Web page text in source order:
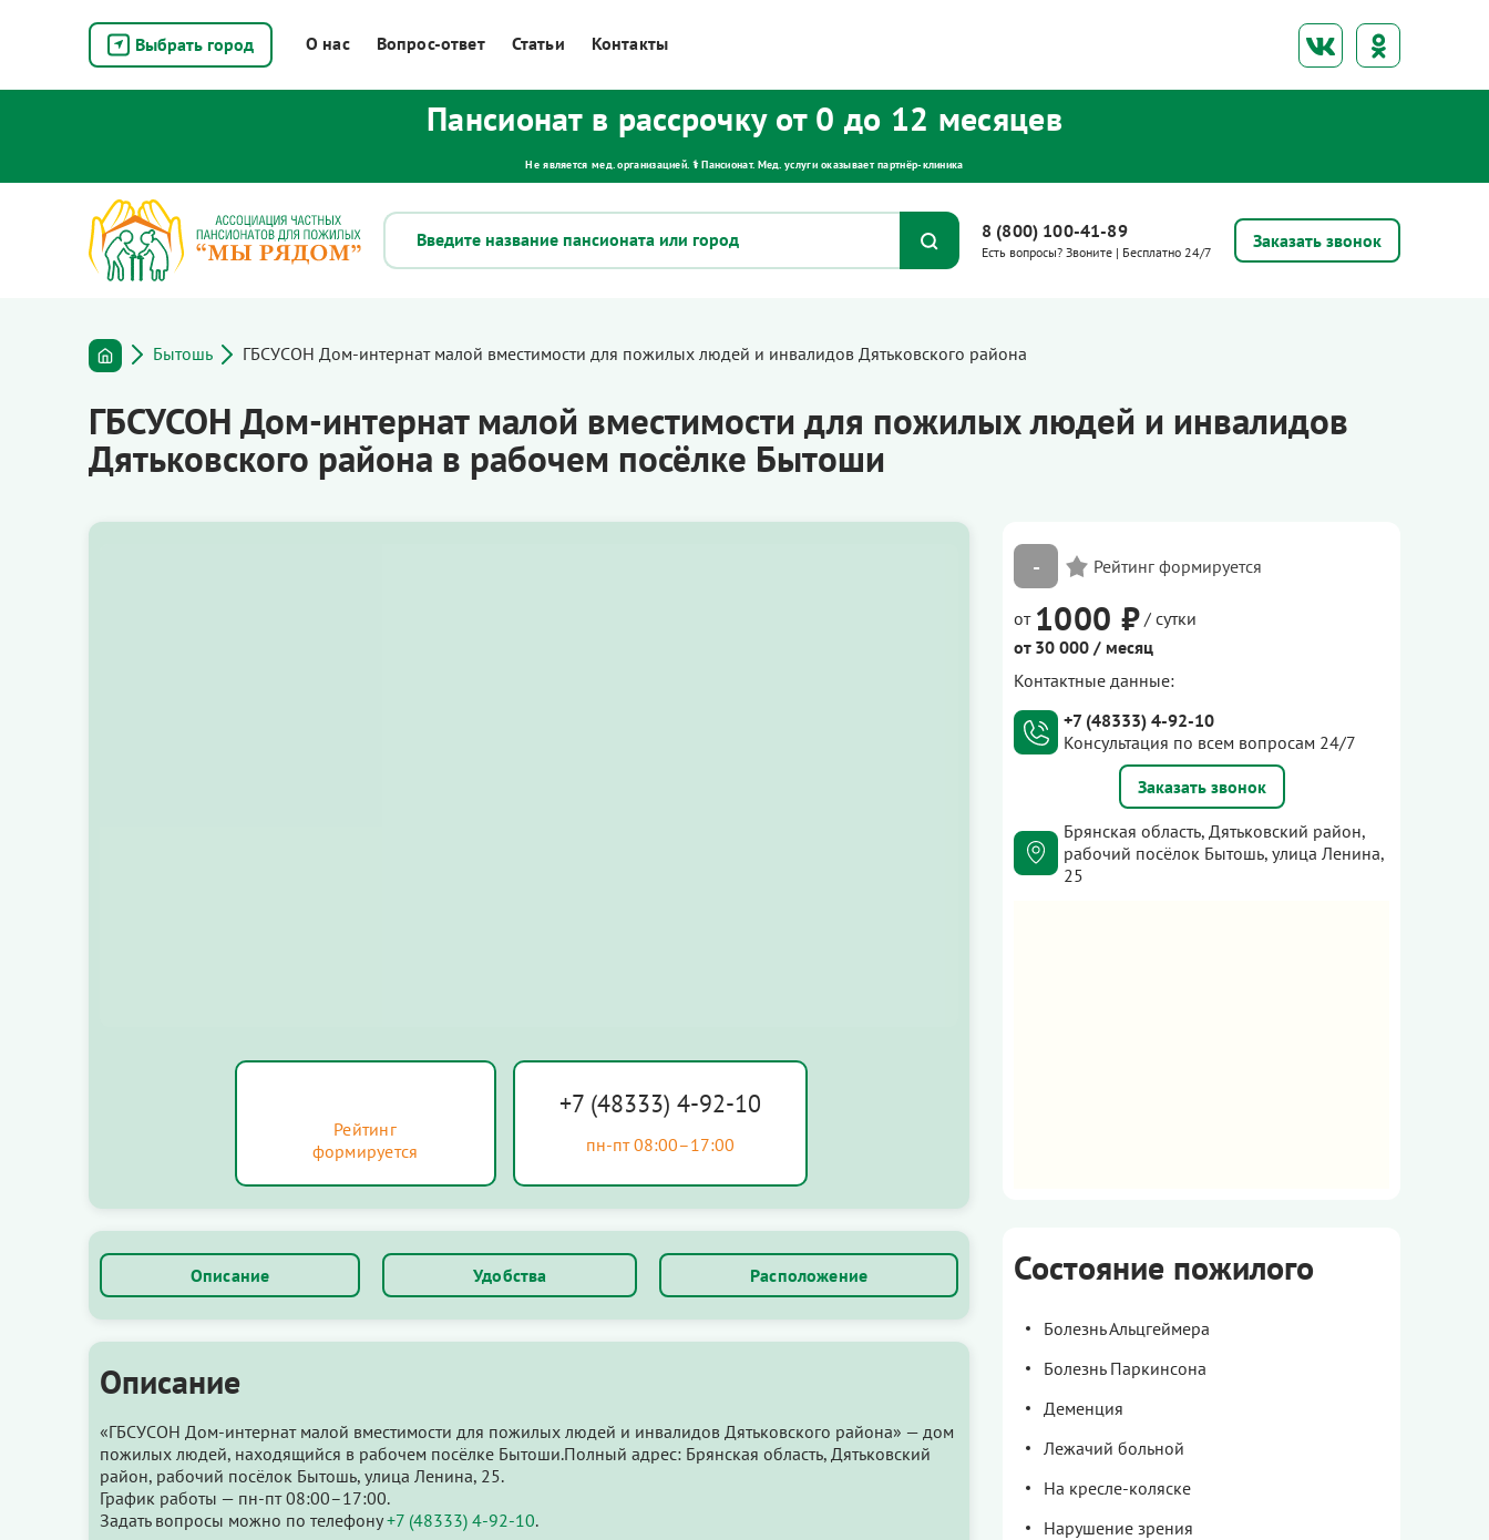
Выбрать город О нас Вопрос-ответ Статьи Контакты
Пансионат в рассрочку от 0 до 12 месяцев
Не является мед. организацией. ⚕ Пансионат. Мед. услуги оказывает партнёр‑клиника
8 (800) 100-41-89
Есть вопросы? Звоните | Бесплатно 24/7
Заказать звонок
Бытошь ГБСУСОН Дом-интернат малой вместимости для пожилых людей и инвалидов Дятьковского района
ГБСУСОН Дом-интернат малой вместимости для пожилых людей и инвалидов
Дятьковского района в рабочем посёлке Бытоши
Рейтинг
формируется
+7 (48333) 4-92-10
пн-пт 08:00–17:00
Описание Удобства Расположение
Описание
«ГБСУСОН Дом-интернат малой вместимости для пожилых людей и инвалидов Дятьковского района» — дом
пожилых людей, находящийся в рабочем посёлке Бытоши.Полный адрес: Брянская область, Дятьковский
район, рабочий посёлок Бытошь, улица Ленина, 25.
График работы — пн-пт 08:00–17:00.
Задать вопросы можно по телефону+7 (48333) 4-92-10.
-
от 1000 ₽/ сутки
от 30 000 / месяц
Контактные данные:
+7 (48333) 4-92-10
Консультация по всем вопросам 24/7
Заказать звонок
Брянская область, Дятьковский район,
рабочий посёлок Бытошь, улица Ленина,
25
Состояние пожилого
Болезнь Альцгеймера
Болезнь Паркинсона
Деменция
Лежачий больной
На кресле-коляске
Нарушение зрения